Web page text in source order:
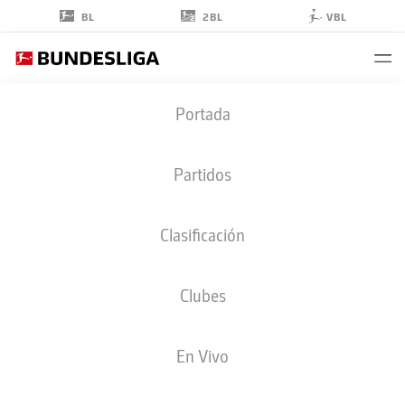
BL 2BL VBL
Portada
Partidos
Clasificación
Clubes
En Vivo